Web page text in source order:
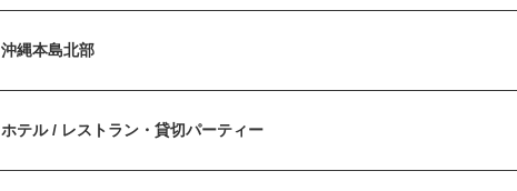
沖縄本島北部
ホテル / レストラン・貸切パーティー